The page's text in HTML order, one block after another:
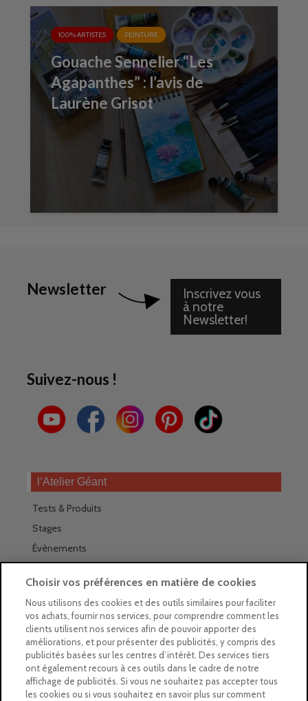
100% ARTISTES PEINTURE
Gouache Sennelier “Les
Agapanthes” : l’avis de
Laurène Grisot
Newsletter
Inscrivez vous
à notre
Newsletter!
Suivez-nous !
l’Atelier Géant
Tests & Produits
Stages
Évènements
Trouver nos magasins
La newsletter des magasins
Feuilleter le Guide
Gratuit : intégrer le Guide
Choisir vos préférences en matière de cookies
Nous utilisons des cookies et des outils similaires pour faciliter
vos achats, fournir nos services, pour comprendre comment les
clients utilisent nos services afin de pouvoir apporter des
améliorations, et pour présenter des publicités, y compris des
publicités basées sur les centres d’intérêt. Des services tiers
ont également recours à ces outils dans le cadre de notre
affichage de publicités. Si vous ne souhaitez pas accepter tous
les cookies ou si vous souhaitez en savoir plus sur comment